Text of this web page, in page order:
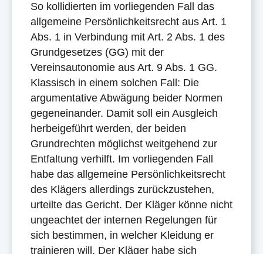
So kollidierten im vorliegenden Fall das
allgemeine Persönlichkeitsrecht aus Art. 1
Abs. 1 in Verbindung mit Art. 2 Abs. 1 des
Grundgesetzes (GG) mit der
Vereinsautonomie aus Art. 9 Abs. 1 GG.
Klassisch in einem solchen Fall: Die
argumentative Abwägung beider Normen
gegeneinander. Damit soll ein Ausgleich
herbeigeführt werden, der beiden
Grundrechten möglichst weitgehend zur
Entfaltung verhilft. Im vorliegenden Fall
habe das allgemeine Persönlichkeitsrecht
des Klägers allerdings zurückzustehen,
urteilte das Gericht. Der Kläger könne nicht
ungeachtet der internen Regelungen für
sich bestimmen, in welcher Kleidung er
trainieren will. Der Kläger habe sich